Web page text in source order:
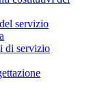
servizio
di servizio